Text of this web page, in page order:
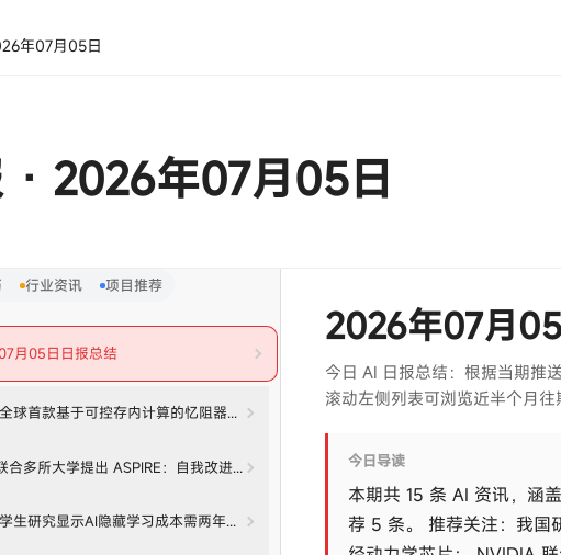
年07月05日
· 2026年07月05日
行业资讯 项目推荐
月05日日报总结
球首款基于可控存内计算的忆阻器神经动力学芯片
合多所大学提出 ASPIRE：自我改进机器人框架，零样本成功率最高提升 77 分
生研究显示AI隐藏学习成本需两年才显现
2026年07月
今日 AI 日报总结：根据当期推
滚动左侧列表可浏览近半个月往
今日导读
本期共 15 条 AI 资讯，涵
荐 5 条。
推荐关注：我国